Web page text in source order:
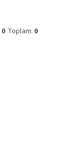
0Toplam: 0